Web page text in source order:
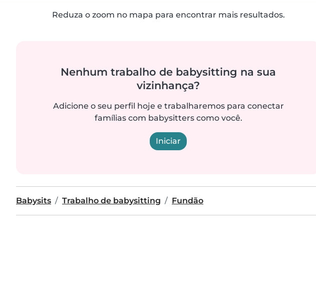
Reduza o zoom no mapa para encontrar mais resultados.
Nenhum trabalho de babysitting na sua
vizinhança?
Adicione o seu perfil hoje e trabalharemos para conectar
famílias com babysitters como você.
Iniciar
Babysits Trabalho de babysitting Fundão